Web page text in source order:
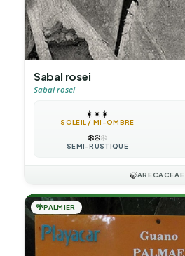
Sabal rosei
Sabal rosei
☀️☀️☀️
SOLEIL / MI-OMBRE
❄️❄️❄️
SEMI-RUSTIQUE
🍃ARECACEAE
🌴PALMIER